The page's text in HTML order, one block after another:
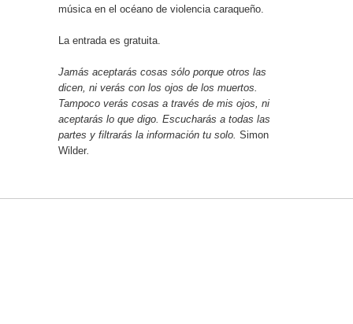
música en el océano de violencia caraqueño.
La entrada es gratuita.
Jamás aceptarás cosas sólo porque otros las
dicen, ni verás con los ojos de los muertos.
Tampoco verás cosas a través de mis ojos, ni
aceptarás lo que digo. Escucharás a todas las
partes y filtrarás la información tu solo. Simon
Wilder.